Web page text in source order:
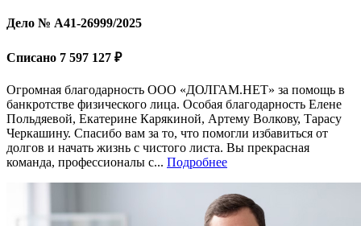
Дело № А41-26999/2025
Списано 7 597 127 ₽
Огромная благодарность ООО «ДОЛГАМ.НЕТ» за помощь в
банкротстве физического лица. Особая благодарность Елене
Польдяевой, Екатерине Карякиной, Артему Волкову, Тарасу
Черкашину. Спасибо вам за то, что помогли избавиться от
долгов и начать жизнь с чистого листа. Вы прекрасная
команда, профессионалы с... Подробнее